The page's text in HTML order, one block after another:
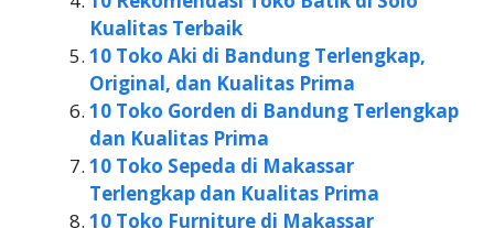
Kualitas Terbaik
10 Toko Aki di Bandung Terlengkap,
Original, dan Kualitas Prima
10 Toko Gorden di Bandung Terlengkap
dan Kualitas Prima
10 Toko Sepeda di Makassar
Terlengkap dan Kualitas Prima
10 Toko Furniture di Makassar